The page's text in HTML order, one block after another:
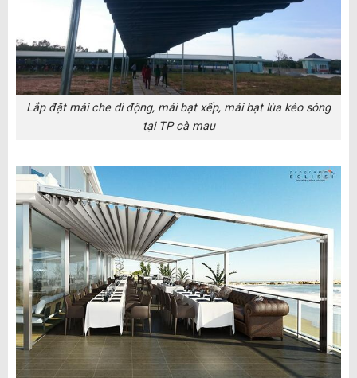
Lắp đặt mái che di động, mái bạt xếp, mái bạt lùa kéo sóng
tại TP cà mau